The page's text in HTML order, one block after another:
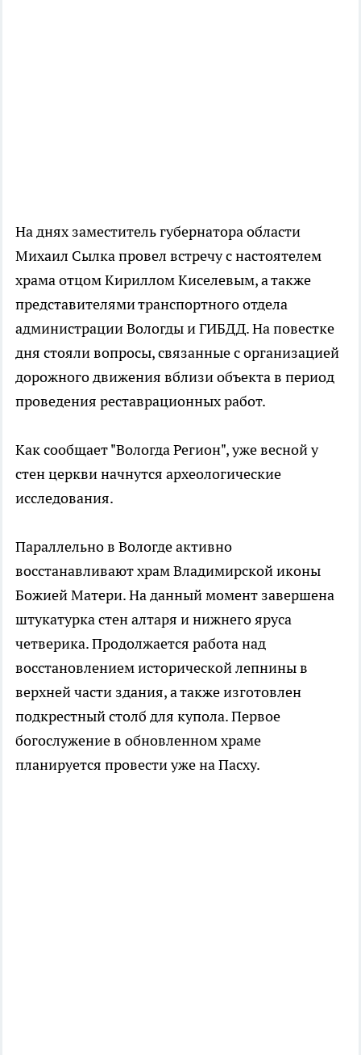
На днях заместитель губернатора области
Михаил Сылка провел встречу с настоятелем
храма отцом Кириллом Киселевым, а также
представителями транспортного отдела
администрации Вологды и ГИБДД. На повестке
дня стояли вопросы, связанные с организацией
дорожного движения вблизи объекта в период
проведения реставрационных работ.
Как сообщает "Вологда Регион", уже весной у
стен церкви начнутся археологические
исследования.
Параллельно в Вологде активно
восстанавливают храм Владимирской иконы
Божией Матери. На данный момент завершена
штукатурка стен алтаря и нижнего яруса
четверика. Продолжается работа над
восстановлением исторической лепнины в
верхней части здания, а также изготовлен
подкрестный столб для купола. Первое
богослужение в обновленном храме
планируется провести уже на Пасху.